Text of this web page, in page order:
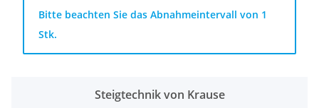
x
Bitte beachten Sie das Abnahmeintervall von 1
Stk.
Steigtechnik von Krause